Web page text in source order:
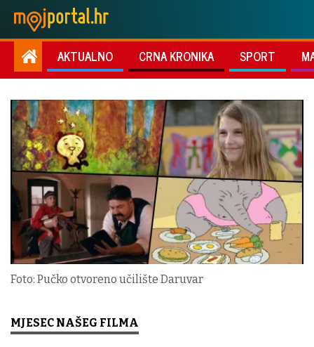
AKTUALNO CRNA KRONIKA SPORT
Foto: Pučko otvoreno učilište Daruvar
MJESEC NAŠEG FILMA